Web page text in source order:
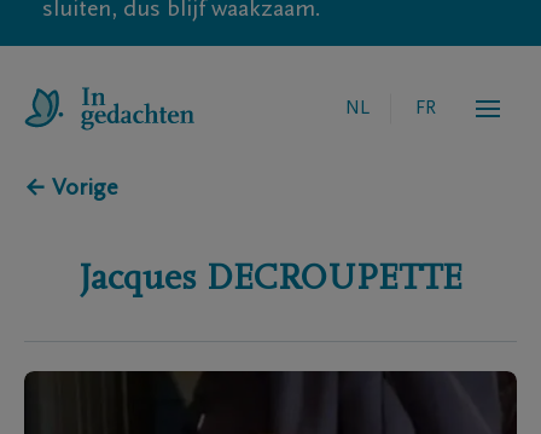
sluiten, dus blijf waakzaam.
NL FR
← Vorige
Jacques DECROUPETTE